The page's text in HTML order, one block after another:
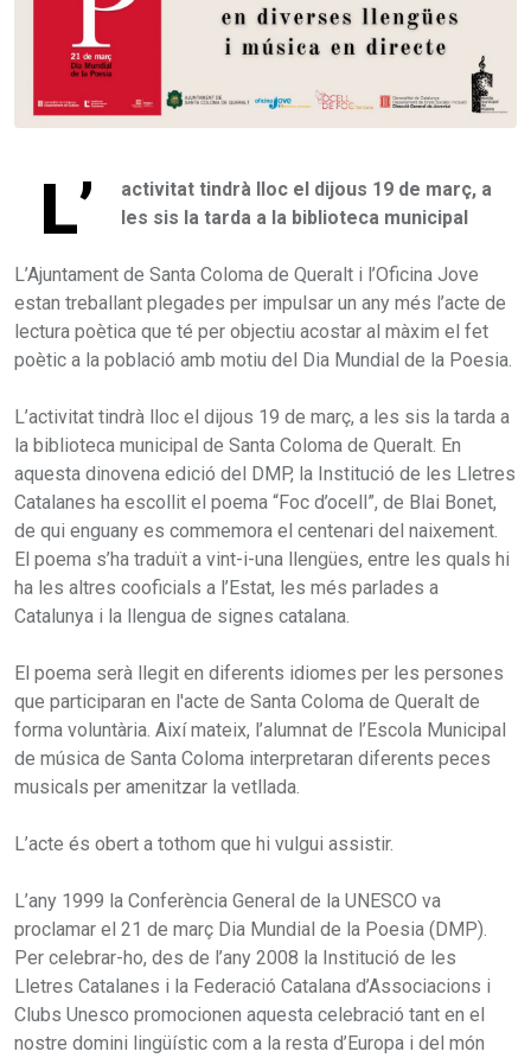
L’
activitat tindrà lloc el dijous 19 de març, a
les sis la tarda a la biblioteca municipal
L’Ajuntament de Santa Coloma de Queralt i l’Oficina Jove
estan treballant plegades per impulsar un any més l’acte de
lectura poètica que té per objectiu acostar al màxim el fet
poètic a la població amb motiu del Dia Mundial de la Poesia.
L’activitat tindrà lloc el dijous 19 de març, a les sis la tarda a
la biblioteca municipal de Santa Coloma de Queralt. En
aquesta dinovena edició del DMP, la Institució de les Lletres
Catalanes ha escollit el poema “Foc d’ocell”, de Blai Bonet,
de qui enguany es commemora el centenari del naixement.
El poema s’ha traduït a vint-i-una llengües, entre les quals hi
ha les altres cooficials a l’Estat, les més parlades a
Catalunya i la llengua de signes catalana.
El poema serà llegit en diferents idiomes per les persones
que participaran en l'acte de Santa Coloma de Queralt de
forma voluntària. Així mateix, l’alumnat de l’Escola Municipal
de música de Santa Coloma interpretaran diferents peces
musicals per amenitzar la vetllada.
L’acte és obert a tothom que hi vulgui assistir.
L’any 1999 la Conferència General de la UNESCO va
proclamar el 21 de març Dia Mundial de la Poesia (DMP).
Per celebrar-ho, des de l’any 2008 la Institució de les
Lletres Catalanes i la Federació Catalana d’Associacions i
Clubs Unesco promocionen aquesta celebració tant en el
nostre domini lingüístic com a la resta d’Europa i del món